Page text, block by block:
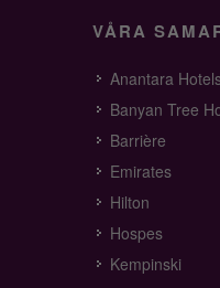
VÅRA
Anantara
Banyan Tree
Barrière
Emirates
Hilton
Hospes
Kempinski